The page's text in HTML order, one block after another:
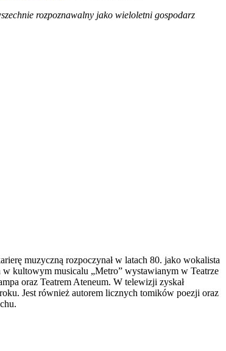
rozpoznawalny jako wieloletni gospodarz
muzyczną rozpoczynał w latach 80. jako wokalista
kultowym musicalu „Metro” wystawianym w Teatrze
oraz Teatrem Ateneum. W telewizji zyskał
Jest również autorem licznych tomików poezji oraz